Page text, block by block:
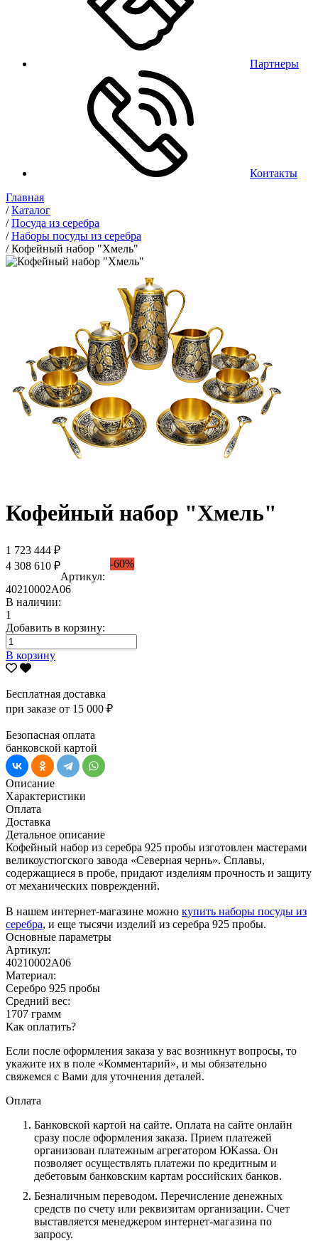
Партнеры
Контакты
Главная
/Каталог
/Посуда из серебра
/Наборы посуды из серебра
/Кофейный набор "Хмель"
Кофейный набор "Хмель"
1 723 444 ₽
4 308 610 ₽
-60%
Артикул:
40210002А06
В наличии:
1
Добавить в корзину:
В корзину
Бесплатная доставка
при заказе от 15 000 ₽
Безопасная оплата
банковской картой
Описание
Характеристики
Оплата
Доставка
Детальное описание
Кофейный набор из серебра 925 пробы изготовлен мастерами
великоустюгского завода «Северная чернь». Сплавы,
содержащиеся в пробе, придают изделиям прочность и защиту
от механических повреждений.
В нашем интернет-магазине можно купить наборы посуды из
серебра, и еще тысячи изделий из серебра 925 пробы.
Основные параметры
Артикул:
40210002А06
Материал:
Серебро 925 пробы
Средний вес:
1707 грамм
Как оплатить?
Если после оформления заказа у вас возникнут вопросы, то
укажите их в поле «Комментарий», и мы обязательно
свяжемся с Вами для уточнения деталей.
Оплата
Банковской картой на сайте. Оплата на сайте онлайн
сразу после оформления заказа. Прием платежей
организован платежным агрегатором ЮKassa. Он
позволяет осуществлять платежи по кредитным и
дебетовым банковским картам российских банков.
Безналичным переводом. Перечисление денежных
средств по счету или реквизитам организации. Счет
выставляется менеджером интернет-магазина по
запросу.